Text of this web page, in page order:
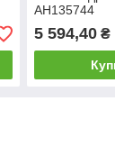
AH135744
5 594,40₴